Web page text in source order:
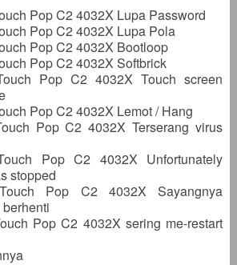
Pop C2 4032X Lupa Password
Pop C2 4032X Lupa Pola
Pop C2 4032X Bootloop
Pop C2 4032X Softbrick
Pop C2 4032X Touch screen
Pop C2 4032X Lemot / Hang
Pop C2 4032X Terserang virus
Pop C2 4032X Unfortunately
stopped
Pop C2 4032X Sayangnya
Pop C2 4032X sering me-restart